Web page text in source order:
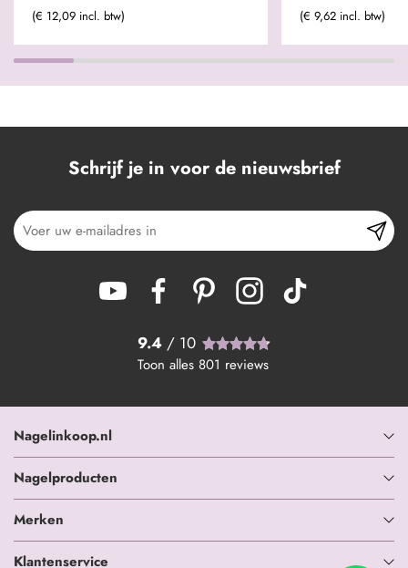
(€ 12,09 incl. btw) (€ 9,62 incl. btw)
Schrijf je in voor de nieuwsbrief
9.4 / 10
Toon alles 801 reviews
Nagelinkoop.nl
Nagelproducten
Merken
Klantenservice